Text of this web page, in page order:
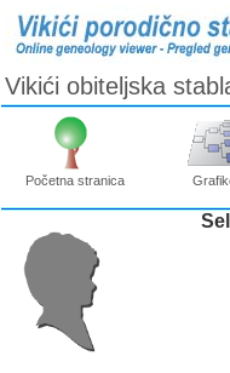
Vikići obiteljska
Početna stranica